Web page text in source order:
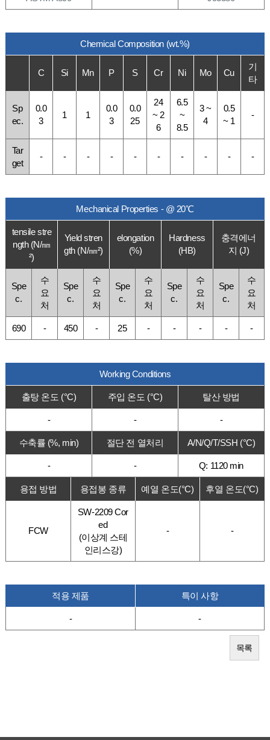
Chemical Composition (wt.%)
C Si Mn P S Cr Ni Mo Cu
기
타
Sp
ec.
0.0
3
1 1
0.0
3
0.0
25
24
~ 2
6
6.5
~
8.5
3 ~
4
0.5
~ 1
-
Tar
get
- - - - - - - - - -
Mechanical Properties - @ 20℃
tensile stre
ngth (N/㎜
²)
Yield stren
gth (N/㎜²)
elongation
(%)
Hardness
(HB)
충격에너
지 (J)
Spe
c.
수
요
처
Spe
c.
수
요
처
Spe
c.
수
요
처
Spe
c.
수
요
처
Spe
c.
수
요
처
690 - 450 - 25 - - - - -
Working Conditions
출탕 온도 (°C) 주입 온도 (°C) 탈산 방법
- - -
수축률 (%, min) 절단 전 열처리 A/N/Q/T/SSH (°C)
- - Q: 1120 min
용접 방법 용접봉 종류 예열 온도(°C) 후열 온도(°C)
FCW
SW-2209 Cor
ed
(이상계 스테
인리스강)
- -
적용 제품 특이 사항
- -
목록